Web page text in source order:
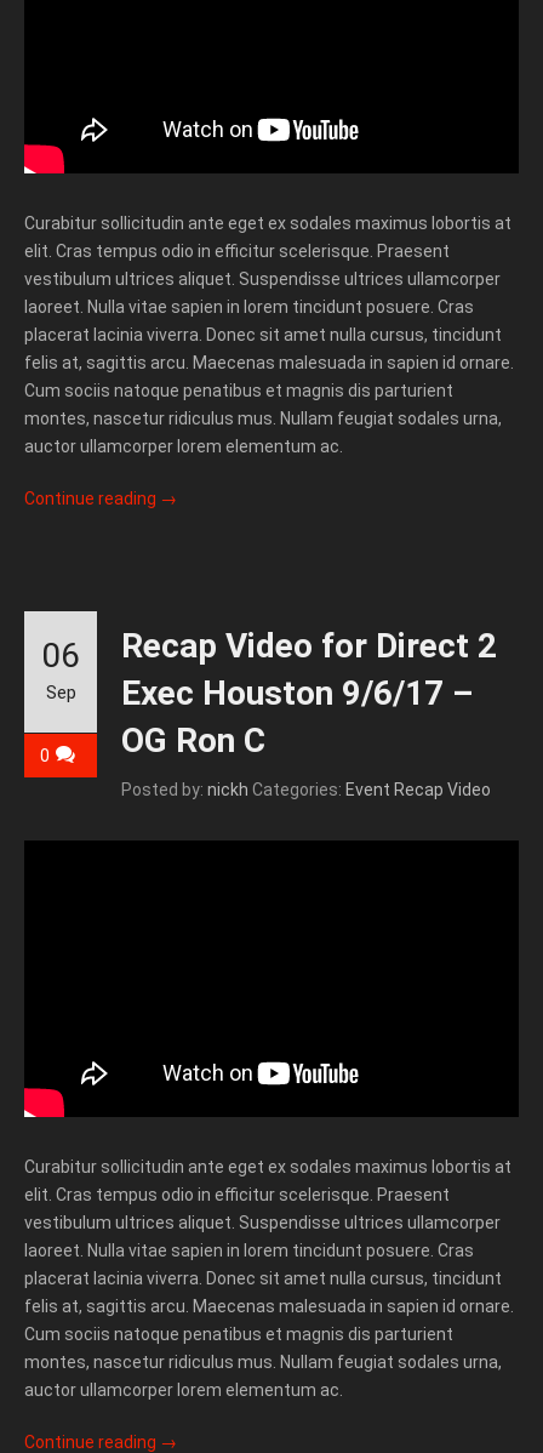
Curabitur sollicitudin ante eget ex sodales maximus lobortis at
elit. Cras tempus odio in efficitur scelerisque. Praesent
vestibulum ultrices aliquet. Suspendisse ultrices ullamcorper
laoreet. Nulla vitae sapien in lorem tincidunt posuere. Cras
placerat lacinia viverra. Donec sit amet nulla cursus, tincidunt
felis at, sagittis arcu. Maecenas malesuada in sapien id ornare.
Cum sociis natoque penatibus et magnis dis parturient
montes, nascetur ridiculus mus. Nullam feugiat sodales urna,
auctor ullamcorper lorem elementum ac.
Continue reading →
Recap Video for Direct 2
Exec Houston 9/6/17 –
OG Ron C
Posted by: nickh Categories: Event Recap Video
06
Sep
0
Curabitur sollicitudin ante eget ex sodales maximus lobortis at
elit. Cras tempus odio in efficitur scelerisque. Praesent
vestibulum ultrices aliquet. Suspendisse ultrices ullamcorper
laoreet. Nulla vitae sapien in lorem tincidunt posuere. Cras
placerat lacinia viverra. Donec sit amet nulla cursus, tincidunt
felis at, sagittis arcu. Maecenas malesuada in sapien id ornare.
Cum sociis natoque penatibus et magnis dis parturient
montes, nascetur ridiculus mus. Nullam feugiat sodales urna,
auctor ullamcorper lorem elementum ac.
Continue reading →